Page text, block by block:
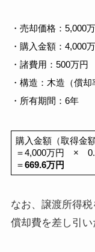
・ 売却価格：5,000
・購入金額：4,000
・諸費用：500万円
・構造：木造（償却
・所有期間：6年
購入金額（取得金
＝4,000万円　×　
＝669.6万円
なお、譲渡所得
償却費を差し引い